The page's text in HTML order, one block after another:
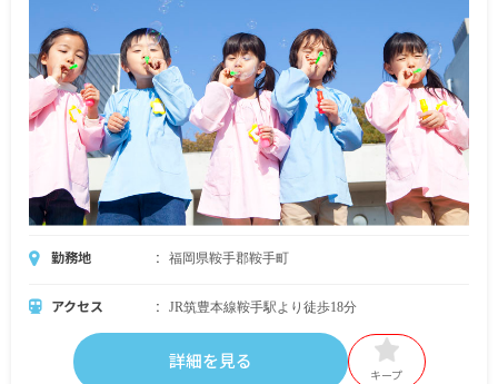
勤務地 福岡県鞍手郡鞍手町
アクセス JR筑豊本線鞍手駅より徒歩18分
詳細を見る
キープ